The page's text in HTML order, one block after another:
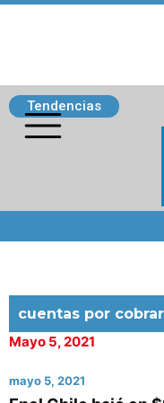
Tendencias
cuentas por cobrar
Mayo 5, 2021
mayo 5, 2021